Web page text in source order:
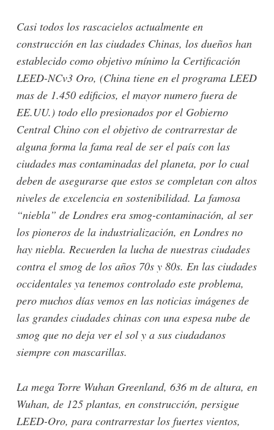
Casi todos los rascacielos actualmente en
construcción en las ciudades Chinas, los dueños han
establecido como objetivo mínimo la Certificación
LEED-NCv3 Oro, (China tiene en el programa LEED
mas de 1.450 edificios, el mayor numero fuera de
EE.UU.) todo ello presionados por el Gobierno
Central Chino con el objetivo de contrarrestar de
alguna forma la fama real de ser el país con las
ciudades mas contaminadas del planeta, por lo cual
deben de asegurarse que estos se completan con altos
niveles de excelencia en sostenibilidad. La famosa
“niebla” de Londres era smog-contaminación, al ser
los pioneros de la industrialización, en Londres no
hay niebla. Recuerden la lucha de nuestras ciudades
contra el smog de los años 70s y 80s. En las ciudades
occidentales ya tenemos controlado este problema,
pero muchos días vemos en las noticias imágenes de
las grandes ciudades chinas con una espesa nube de
smog que no deja ver el sol y a sus ciudadanos
siempre con mascarillas.
La mega Torre Wuhan Greenland, 636 m de altura, en
Wuhan, de 125 plantas, en construcción, persigue
LEED-Oro, para contrarrestar los fuertes vientos,